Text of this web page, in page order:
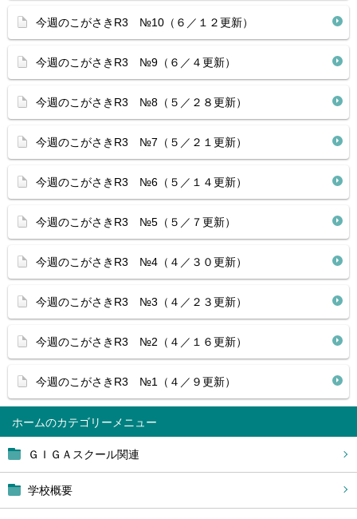
ホーム
ＧＩＧＡスクール関連
学校概要
今週のこがさきR3 №10（６／１２更新）
今週のこがさきR3 №9（６／４更新）
今週のこがさきR3 №8（５／２８更新）
今週のこがさきR3 №7（５／２１更新）
今週のこがさきR3 №6（５／１４更新）
今週のこがさきR3 №5（５／７更新）
今週のこがさきR3 №4（４／３０更新）
今週のこがさきR3 №3（４／２３更新）
今週のこがさきR3 №2（４／１６更新）
今週のこがさきR3 №1（４／９更新）